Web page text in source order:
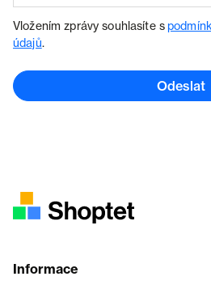
Vložením zprávy souhlasíte s
údajů.
Odeslat
Informace